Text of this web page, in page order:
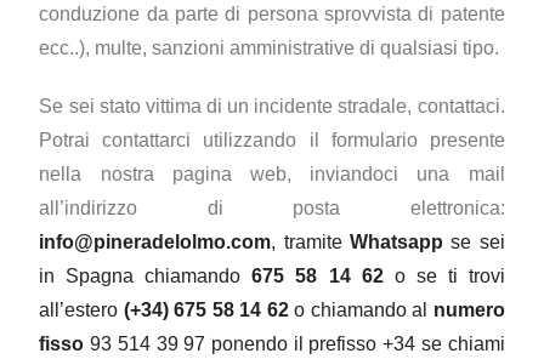
conduzione da parte di persona sprovvista di patente
ecc..), multe, sanzioni amministrative di qualsiasi tipo.
Se sei stato vittima di un incidente stradale, contattaci.
Potrai contattarci utilizzando il formulario presente
nella nostra pagina web, inviandoci una mail
all’indirizzo di posta elettronica:
info@pineradelolmo.com, tramite Whatsapp se sei
in Spagna chiamando675 58 14 62 o se ti trovi
all’estero (+34) 675 58 14 62o chiamando al numero
fisso93 514 39 97 ponendo il prefisso +34 se chiami